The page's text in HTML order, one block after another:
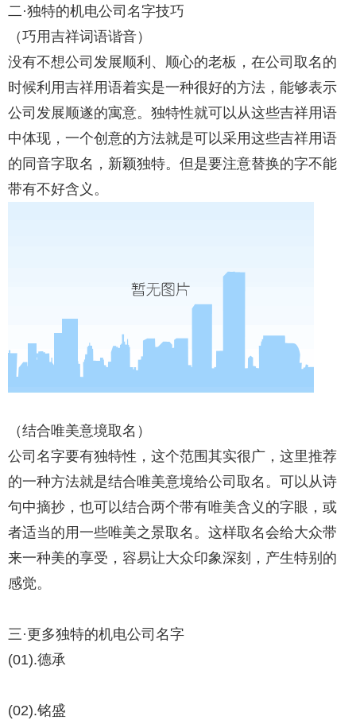
二·独特的机电公司名字技巧
（巧用吉祥词语谐音）
没有不想公司发展顺利、顺心的老板，在公司取名的
时候利用吉祥用语着实是一种很好的方法，能够表示
公司发展顺遂的寓意。独特性就可以从这些吉祥用语
中体现，一个创意的方法就是可以采用这些吉祥用语
的同音字取名，新颖独特。但是要注意替换的字不能
带有不好含义。
（结合唯美意境取名）
公司名字要有独特性，这个范围其实很广，这里推荐
的一种方法就是结合唯美意境给公司取名。可以从诗
句中摘抄，也可以结合两个带有唯美含义的字眼，或
者适当的用一些唯美之景取名。这样取名会给大众带
来一种美的享受，容易让大众印象深刻，产生特别的
感觉。
三·更多独特的机电公司名字
(01).德承
(02).铭盛